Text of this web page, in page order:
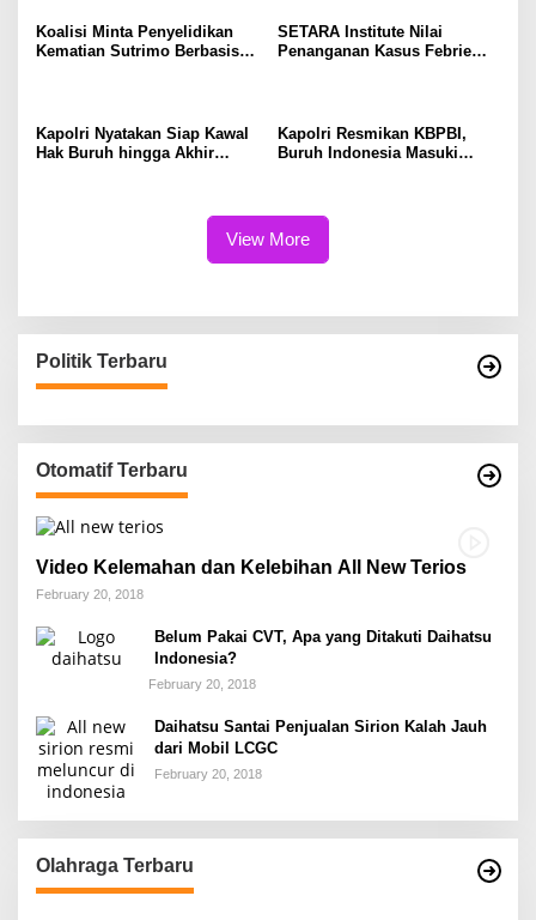
Koalisi Minta Penyelidikan
Kematian Sutrimo Berbasis
SETARA Institute Nilai
Penanganan Kasus Febrie
Kapolri Nyatakan Siap Kawal
Hak Buruh hingga Akhir
Kapolri Resmikan KBPBI,
Buruh Indonesia Masuki
View More
Politik Terbaru
Otomatif Terbaru
Video Kelemahan dan Kelebihan All New Terios
February 20, 2018
Belum Pakai CVT, Apa yang Ditakuti Daihatsu
Indonesia?
February 20, 2018
Daihatsu Santai Penjualan Sirion Kalah Jauh
dari Mobil LCGC
February 20, 2018
Olahraga Terbaru